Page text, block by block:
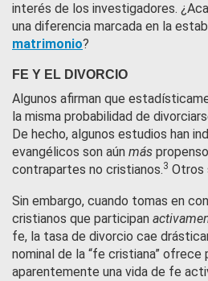
interés de los investigadores.
una diferencia marcada en la
matrimonio?
FE Y EL DIVORCIO
Algunos afirman que
la misma probabilidad de
De hecho, algunos estudios han
evangélicos son aún más
contrapartes no cristianos.3 Otros
Sin embargo, cuando tomas en
cristianos que participan
fe, la tasa de divorcio cae
nominal de la “fe cristiana” ofrece
aparentemente una vida de fe